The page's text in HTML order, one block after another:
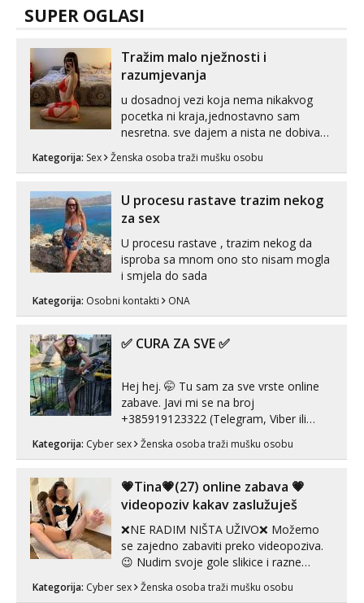
SUPER OGLASI
Tražim malo nježnosti i
razumjevanja
u dosadnoj vezi koja nema nikakvog
pocetka ni kraja,jednostavno sam
nesretna. sve dajem a nista ne dobivam
zadovoljiti moje potrebe,ne trazim puno
volim njezan seks i njezne poljupce po
tijelu koji me jako pale,obozavam kad
Kategorija: Sex Ženska osoba traži mušku osobu
U procesu rastave trazim nekog
za sex
U procesu rastave , trazim nekog da
isproba sa mnom ono sto nisam mogla
i smjela do sada
Kategorija: Osobni kontakti ONA
✅ CURA ZA SVE ✅
Hej hej. 🤭 Tu sam za sve vrste online
zabave. Javi mi se na broj
+385919123322 (Telegram, Viber ili
Whatsapp). 🤙 NE javljaj se na uzivo.
Hvala.
Kategorija: Cyber sex Ženska osoba traži mušku osobu
💗Tina💗(27) online zabava 💗
videopoziv kakav zaslužuješ
❌NE RADIM NIŠTA UŽIVO❌ Možemo
se zajedno zabaviti preko videopoziva.
😉 Nudim svoje gole slikice i razne
videouradke. 🤩 Za online zabavu pošalji
poruku na Whatsapp, Telegram ili Viber.
Kategorija: Cyber sex Ženska osoba traži mušku osobu